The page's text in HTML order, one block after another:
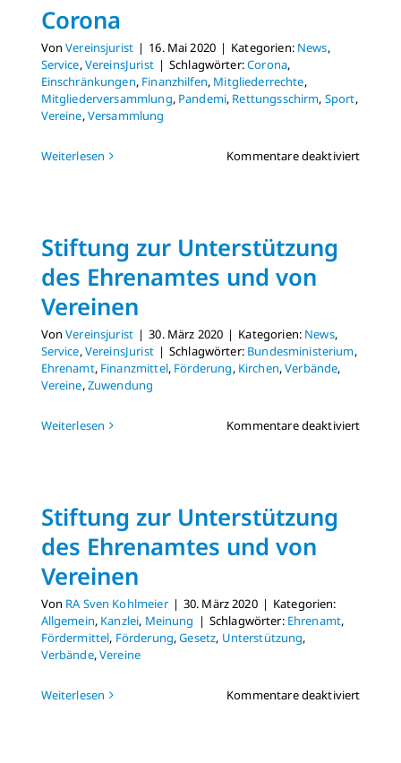
Corona
VonVereinsjurist | 16. Mai 2020 | Kategorien: News,
Service,VereinsJurist | Schlagwörter:Corona,
Einschränkungen, Finanzhilfen, Mitgliederrechte,
Mitgliederversammlung, Pandemi, Rettungsschirm, Sport,
Vereine,Versammlung
Weiterlesen Kommentare deaktiviertfür
Stiftung zur Unterstützung
des Ehrenamtes und von
Vereinen
VonVereinsjurist | 30. März 2020 | Kategorien: News,
Service,VereinsJurist | Schlagwörter: Bundesministerium,
Ehrenamt, Finanzmittel, Förderung, Kirchen,Verbände,
Vereine,Zuwendung
Weiterlesen Kommentare deaktiviertfür
Stiftung zur Unterstützung
des Ehrenamtes und von
Vereinen
Von RA Sven Kohlmeier | 30. März 2020 | Kategorien:
Allgemein, Kanzlei, Meinung | Schlagwörter: Ehrenamt,
Fördermittel, Förderung,Gesetz, Unterstützung,
Verbände,Vereine
Weiterlesen Kommentare deaktiviertfür